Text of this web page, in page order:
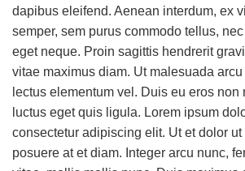
dapibus eleifend. Aenean interdum, ex
semper, sem purus commodo tellus,
eget neque. Proin sagittis hendrerit
vitae maximus diam. Ut malesuada
lectus elementum vel. Duis eu eros non
luctus eget quis ligula. Lorem ipsum
consectetur adipiscing elit. Ut et dolor ut
posuere at et diam. Integer arcu nunc,